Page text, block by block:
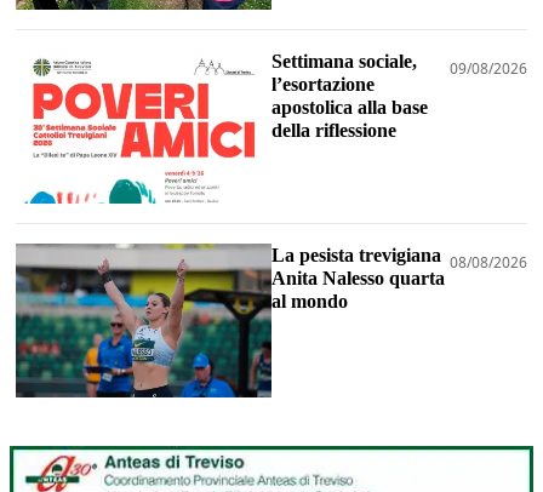
Settimana sociale,
l’esortazione
apostolica alla base
della riflessione
09/08/2026
La pesista trevigiana
Anita Nalesso quarta
al mondo
08/08/2026